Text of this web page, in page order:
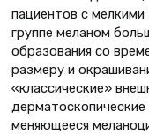
пациентов с
группе меланом
образования со
размеру и
«классические»
меняющееся